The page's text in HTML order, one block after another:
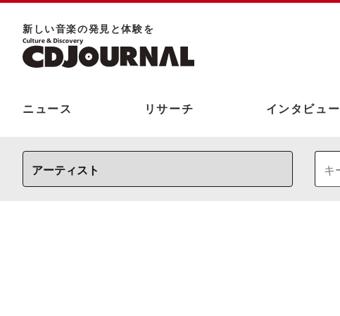
新しい⾳楽の発⾒と体験を
ニュース リサーチ インタビュー